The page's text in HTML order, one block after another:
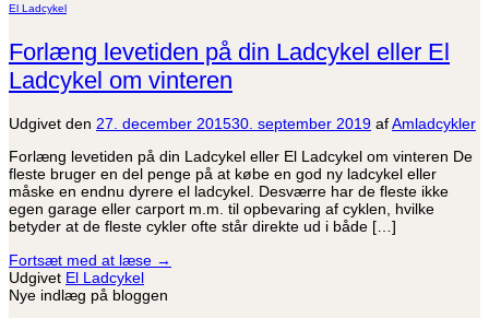
El Ladcykel
Forlæng levetiden på din Ladcykel eller El
Ladcykel om vinteren
Udgivet den 27. december 201530. september 2019 afAmladcykler
Forlæng levetiden på din Ladcykel eller El Ladcykel om vinteren De
fleste bruger en del penge på at købe en god ny ladcykel eller
måske en endnu dyrere el ladcykel. Desværre har de fleste ikke
egen garage eller carport m.m. til opbevaring af cyklen, hvilke
betyder at de fleste cykler ofte står direkte ud i både […]
Fortsæt med at læse →
Udgivet El Ladcykel
Nye indlæg på bloggen